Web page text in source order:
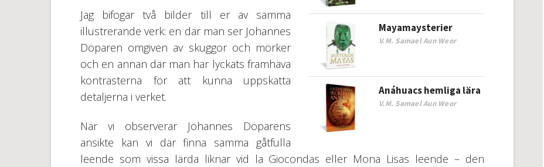
Mayamaysterier
V.M. Samael Aun Weor
Anáhuacs hemliga lära
V.M. Samael Aun Weor
Jag bifogar två bilder till er av samma
illustrerande verk: en där man ser Johannes
Döparen omgiven av skuggor och mörker
och en annan där man har lyckats framhäva
kontrasterna för att kunna uppskatta
detaljerna i verket.
När vi observerar Johannes Döparens
ansikte kan vi där finna samma gåtfulla
leende som vissa lärda liknar vid la Giocondas eller Mona Lisas leende – den